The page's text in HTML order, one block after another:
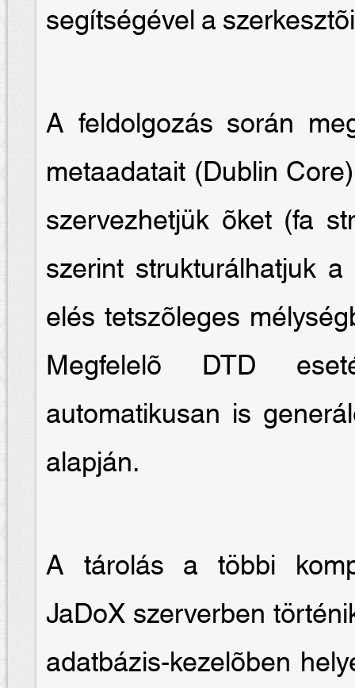
segítségével a
A feldolgozás során
metaadatait (Dublin
szervezhetjük õket (fa
szerint strukturálhatjuk
elés tetszõleges
Megfelelõ DTD
automatikusan is
alapján.
A tárolás a többi
JaDoX szerverben
adatbázis-kezelõben